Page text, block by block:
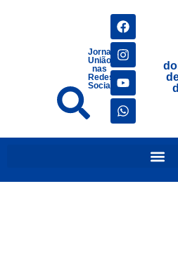
Jornais
União
nas
Redes
Sociais